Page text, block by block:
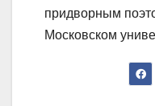
придворным
Московском